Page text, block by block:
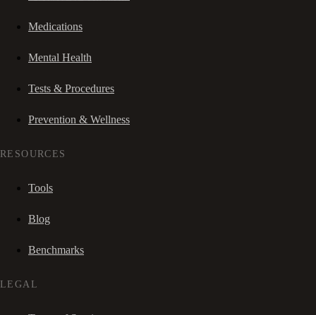
Medications
Mental Health
Tests & Procedures
Prevention & Wellness
RESOURCES
Tools
Blog
Benchmarks
LEGAL